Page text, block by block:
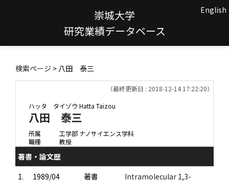
崇城大学
研究業績データベース
English
検索ページ > 八田 泰三
（最終更新日 : 2018-12-14 17:22:20）
ハッタ タイゾウ Hatta Taizou
八田 泰三
所属
工学部 ナノサイエンス学科
職種
教授
著書・論文歴
1.
1989/04 著書
Intramolecular 1,3-